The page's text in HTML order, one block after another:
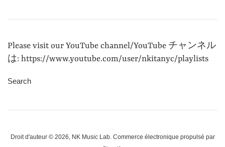
Please visit our YouTube channel/YouTube チャンネル
は: https://www.youtube.com/user/nkitanyc/playlists
Search
Droit d'auteur © 2026, NK Music Lab. Commerce électronique propulsé par